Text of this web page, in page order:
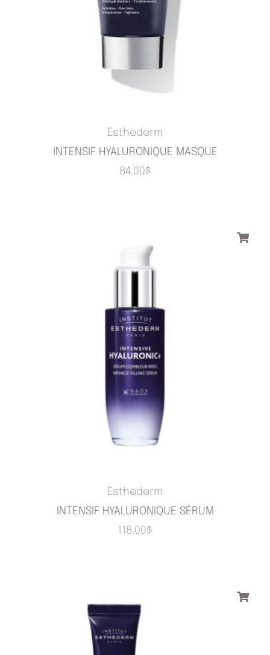
Esthederm
INTENSIF HYALURONIQUE MASQUE
84.00$
Esthederm
INTENSIF HYALURONIQUE SÉRUM
118.00$